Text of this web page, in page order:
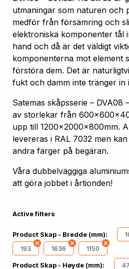
utmaningar som naturen och
medför från försämring och
elektroniska komponenter tål
hand och då är det väldigt
komponenterna mot element
förstöra dem. Det är
fukt och damm inte tränger in
Satemas skåpsserie – DVA08
av storlekar från
upp till 1200x2000x800mm.
levereras i RAL 7032 men
andra färger på begäran.
Våra dubbelväggiga
att göra jobbet i årtionden!
Active filters
Product Skap - Bredde (mm):
193
1636 1150
Product Skap - Høyde (mm):